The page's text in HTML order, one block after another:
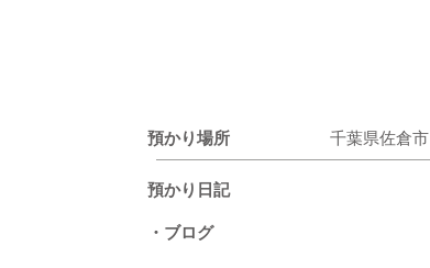
預かり場所 千葉県佐倉市
預かり日記
・ブログ